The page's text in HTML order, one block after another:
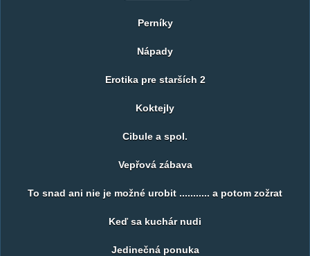
Perníky
Nápady
Erotika pre starších 2
Koktejly
Cibule a spol.
Vepřová zábava
To snad ani nie je možné urobit ........... a potom zožrat
Keď sa kuchár nudi
Jedinečná ponuka